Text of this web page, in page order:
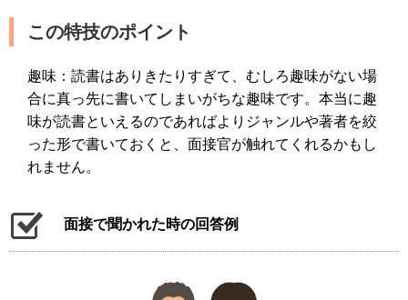
この特技のポイント
趣味：読書はありきたりすぎて、むしろ趣味がない場
合に真っ先に書いてしまいがちな趣味です。本当に趣
味が読書といえるのであればよりジャンルや著者を絞
った形で書いておくと、面接官が触れてくれるかもし
れません。
面接で聞かれた時の回答例